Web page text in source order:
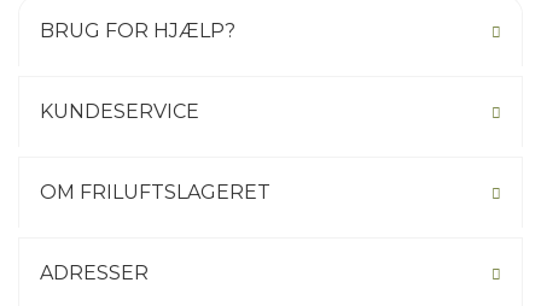
BRUG FOR HJÆLP?
KUNDESERVICE
OM FRILUFTSLAGERET
ADRESSER